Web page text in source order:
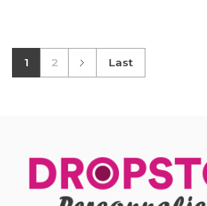
1 2 Last